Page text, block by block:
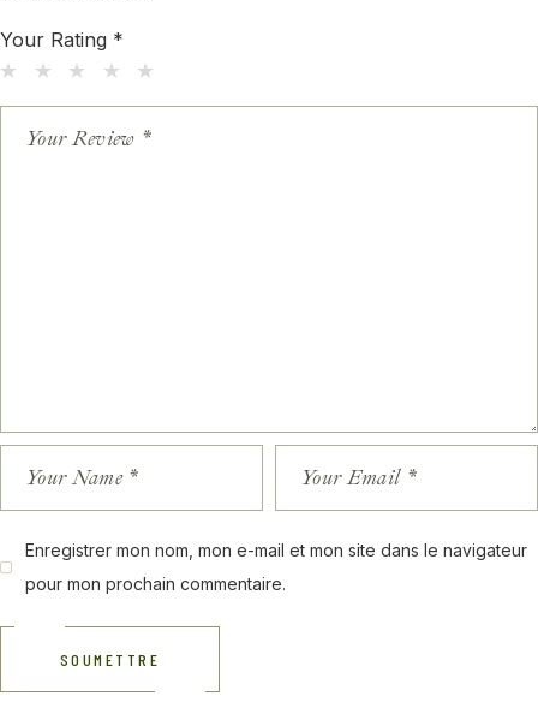
Your Rating *
Enregistrer mon nom, mon e-mail et mon site dans le navigateur
pour mon prochain commentaire.
SOUMETTRE